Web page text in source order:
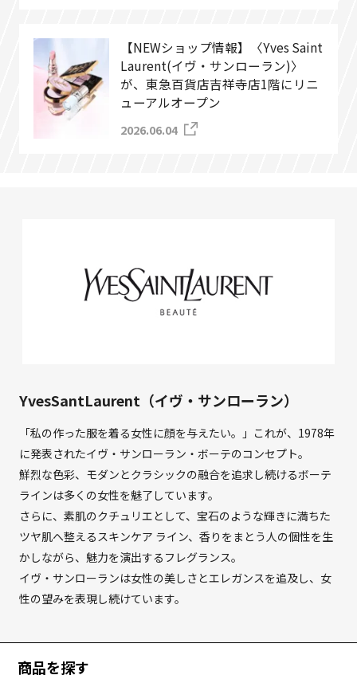
【NEWショップ情報】〈Yves Saint
Laurent(イヴ・サンローラン)〉
が、東急百貨店吉祥寺店1階にリニ
ューアルオープン
2026.06.04
YvesSantLaurent（イヴ・サンローラン）
「私の作った服を着る女性に顔を与えたい。」これが、1978年
に発表されたイヴ・サンローラン・ボーテのコンセプト。
鮮烈な色彩、モダンとクラシックの融合を追求し続けるボーテ
ラインは多くの女性を魅了しています。
さらに、素肌のクチュリエとして、宝石のような輝きに満ちた
ツヤ肌へ整えるスキンケア ライン、香りをまとう人の個性を生
かしながら、魅力を演出するフレグランス。
イヴ・サンローランは女性の美しさとエレガンスを追及し、女
性の望みを表現し続けています。
商品を探す